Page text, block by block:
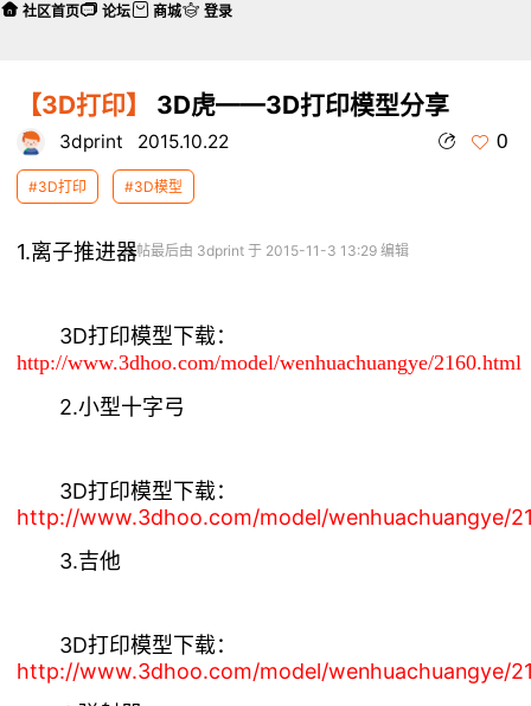
【3D打印】 3D虎——3D打印模型分享
3dprint 2015.10.22 0
#3D打印 #3D模型
本帖最后由 3dprint 于 2015-11-3 13:29 编辑
1.离子推进器
3D打印模型下载：
http://www.3dhoo.com/model/wenhuachuangye/2160.html
2.小型十字弓
3D打印模型下载：
http://www.3dhoo.com/model/wenhuachuangye/
3.吉他
3D打印模型下载：
http://www.3dhoo.com/model/wenhuachuangye/
社区首页 论坛 商城 登录